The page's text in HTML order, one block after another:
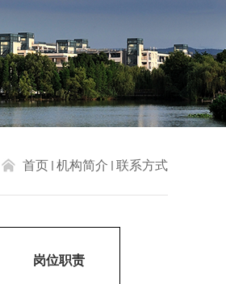
首页 机构简介 联系方式
岗位职责